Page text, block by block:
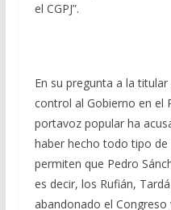
el CGPJ”.
En su pregunta a la
control al Gobierno en el
portavoz popular ha
haber hecho todo tipo de
permiten que Pedro
es decir, los Rufián,
abandonado el